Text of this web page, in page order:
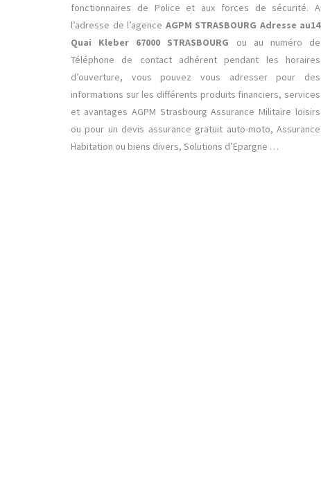
fonctionnaires de Police et aux forces de sécurité. A
l’adresse de l’agence AGPM STRASBOURG Adresse au14
Quai Kleber 67000 STRASBOURG ou au numéro de
Téléphone de contact adhérent pendant les horaires
d’ouverture, vous pouvez vous adresser pour des
informations sur les différents produits financiers, services
et avantages AGPM Strasbourg Assurance Militaire loisirs
ou pour un devis assurance gratuit auto-moto, Assurance
Habitation ou biens divers, Solutions d’Epargne …